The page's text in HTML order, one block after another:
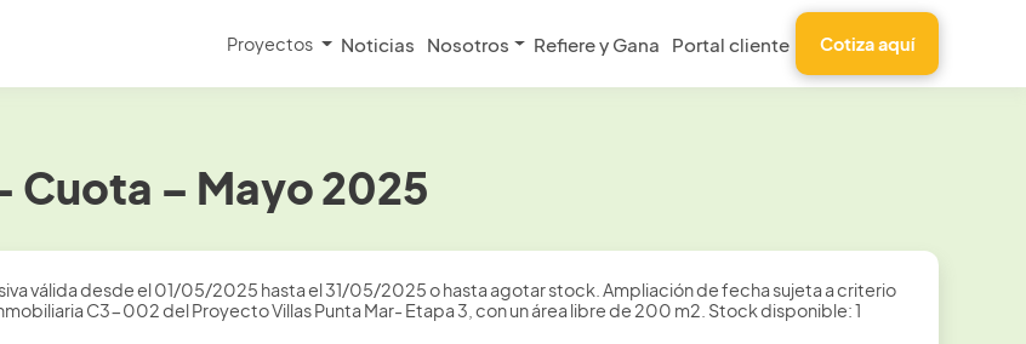
Proyectos Noticias Nosotros Refiere y Gana Portal cliente Cotiza aquí
Cuota – Mayo 2025
válida desde el 01/05/2025 hasta el 31/05/2025 o hasta agotar stock. Ampliación de fecha sujeta a criterio
C3-002 del Proyecto Villas Punta Mar- Etapa 3, con un área libre de 200 m2. Stock disponible: 1